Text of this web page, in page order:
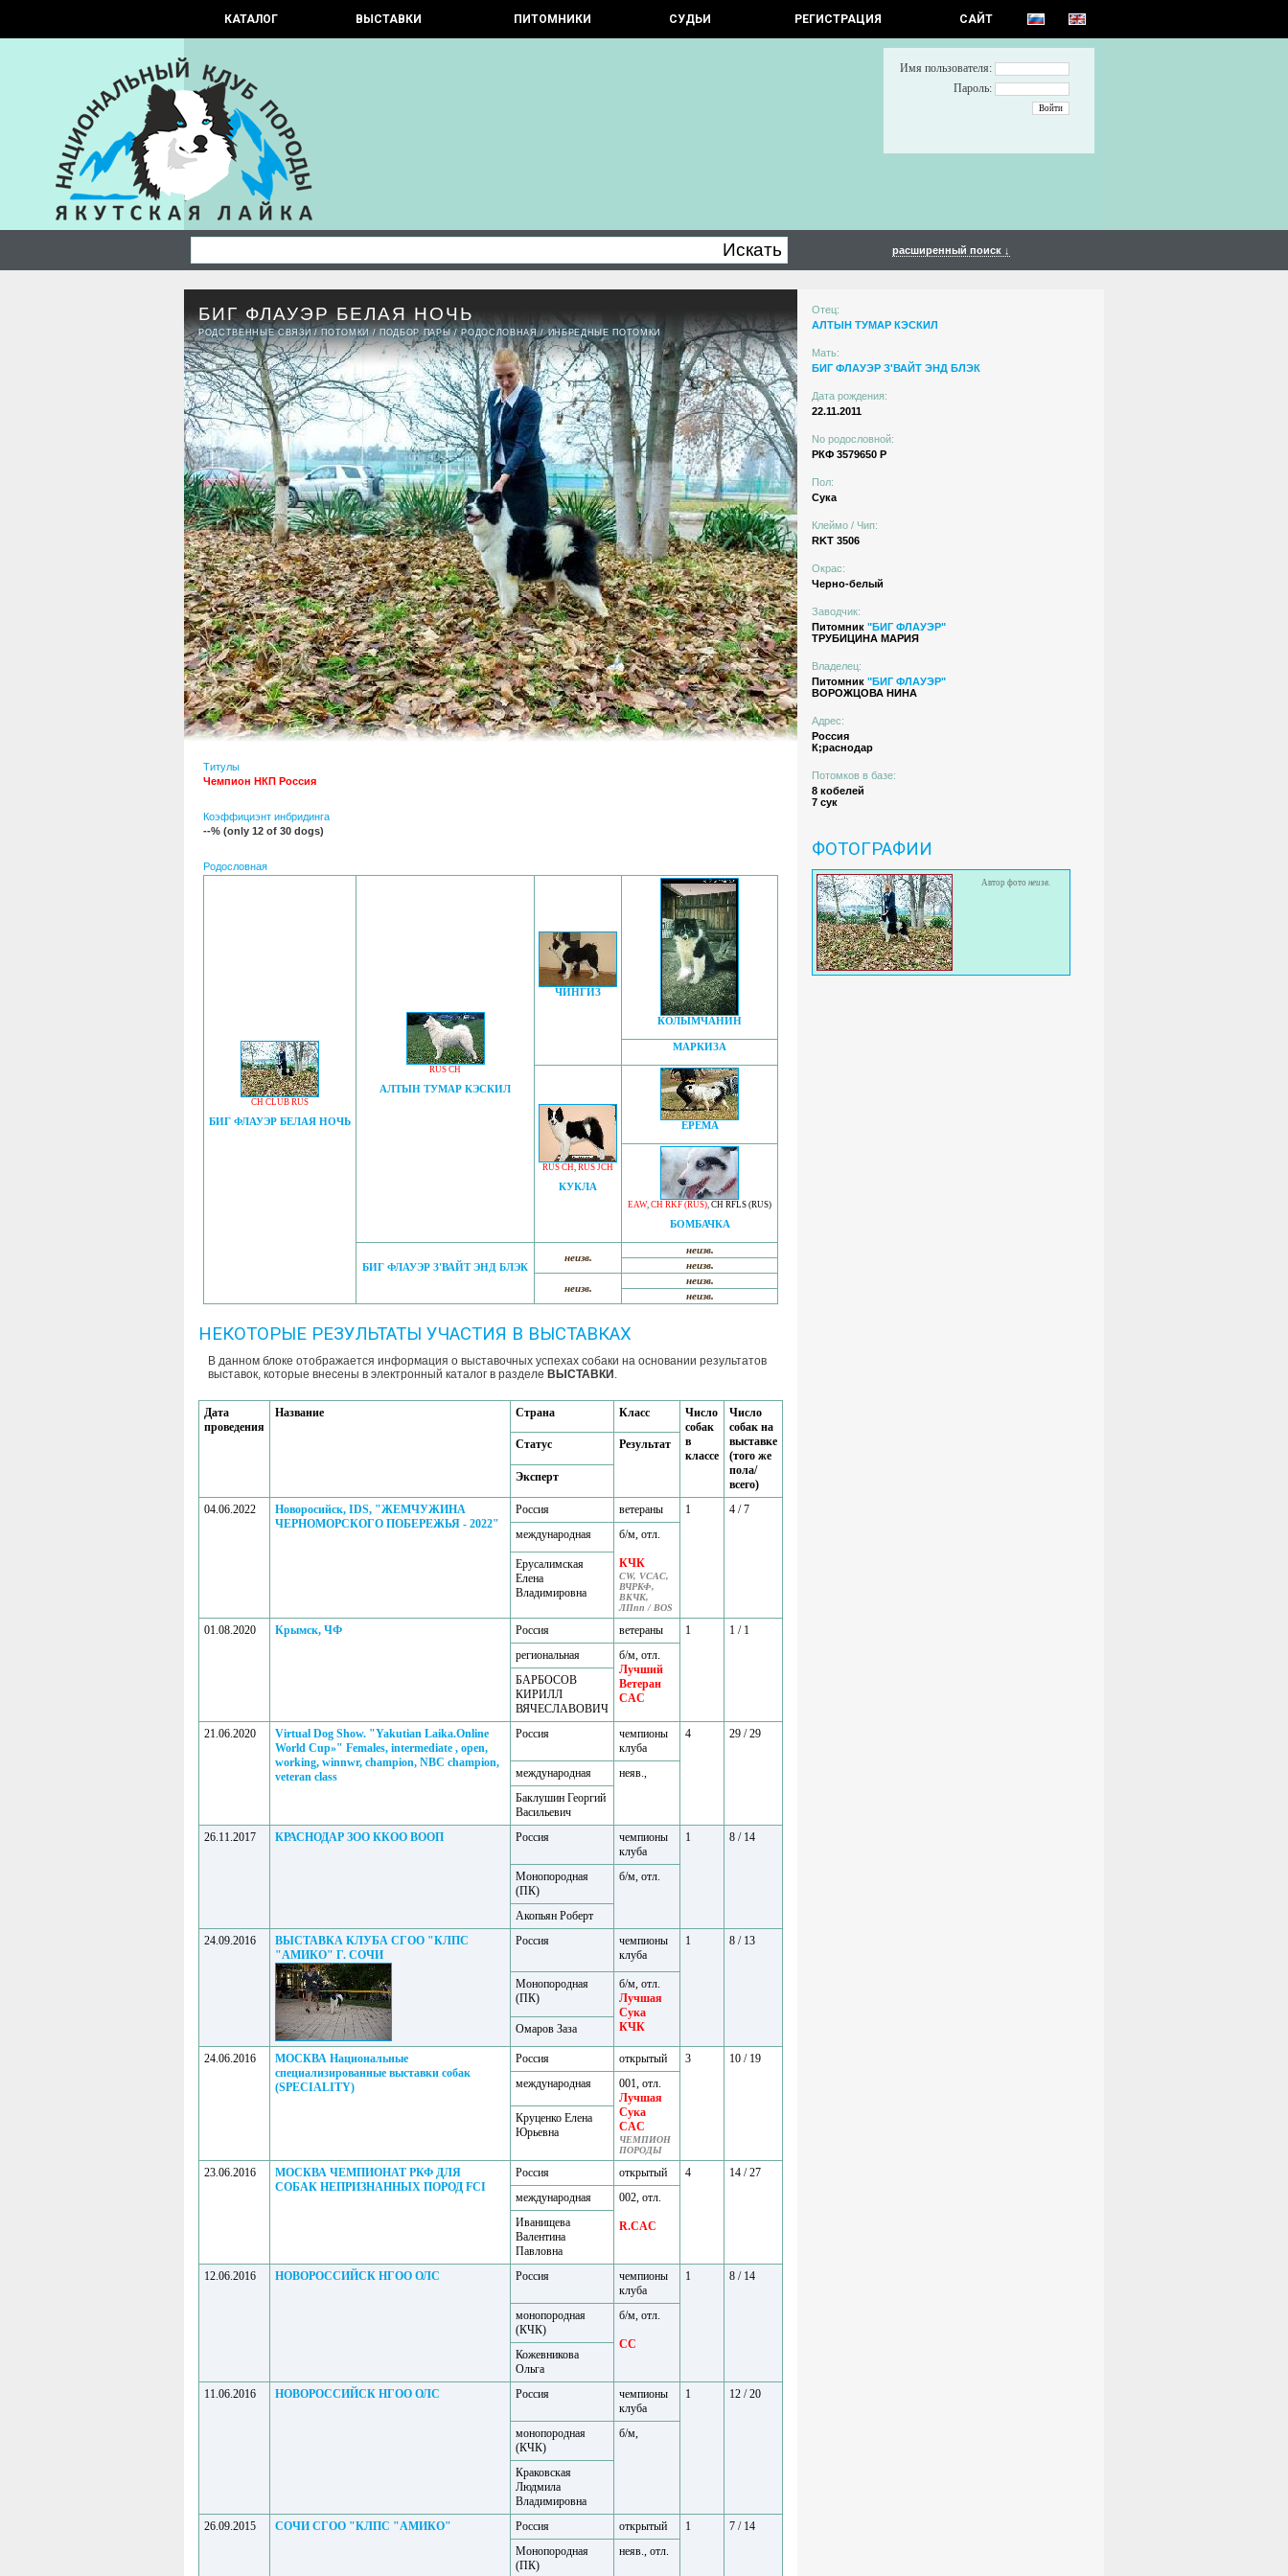
КАТАЛОГ ВЫСТАВКИ ПИТОМНИКИ СУДЬИ РЕГИСТРАЦИЯ САЙТ
Имя пользователя:
Пароль:
расширенный поиск ↓
БИГ ФЛАУЭР БЕЛАЯ НОЧЬ
РОДСТВЕННЫЕ СВЯЗИ/ПОТОМКИ / ПОДБОР ПАРЫ /РОДОСЛОВНАЯ/ИНБРЕДНЫЕ ПОТОМКИ
Титулы
Чемпион НКП Россия
Коэффициэнт инбридинга
--% (only 12 of 30 dogs)
Родословная
CH CLUB RUS
БИГ ФЛАУЭР БЕЛАЯ НОЧЬ
RUS CH
АЛТЫН ТУМАР КЭСКИЛ
ЧИНГИЗ
КОЛЫМЧАНИН
МАРКИЗА
RUS CH, RUS JCH
КУКЛА
ЕРЕМА
EAW, CH RKF (RUS), CH RFLS (RUS)
БОМБАЧКА
БИГ ФЛАУЭР З'ВАЙТ ЭНД БЛЭК
неизв.
неизв.
неизв.
неизв.
неизв.
неизв.
НЕКОТОРЫЕ РЕЗУЛЬТАТЫ УЧАСТИЯ В ВЫСТАВКАХ
В данном блоке отображается информация о выставочных успехах собаки на основании результатов
выставок, которые внесены в электронный каталог в разделе ВЫСТАВКИ .
Дата
проведения
Название Страна Класс
Число
собак
в
классе
Число
собак на
выставке
(того же
пола/
всего)
Статус Результат
Эксперт
04.06.2022
Новоросийск, IDS, "ЖЕМЧУЖИНА
ЧЕРНОМОРСКОГО ПОБЕРЕЖЬЯ - 2022"
Россия ветераны 1
4 / 7
международная
б/м, отл.
КЧК
CW, VCAC,
ВЧРКФ,
ВКЧК,
ЛПпп / BOS
Ерусалимская
Елена
Владимировна
01.08.2020 Крымск, ЧФ Россия ветераны 1
1 / 1
региональная
б/м, отл.
Лучший
Ветеран
CAC
БАРБОСОВ
КИРИЛЛ
ВЯЧЕСЛАВОВИЧ
21.06.2020
Virtual Dog Show. "Yakutian Laika.Online
World Cup»" Females, intermediate , open,
working, winnwr, champion, NBC champion,
veteran class
Россия
чемпионы
клуба
4 29 / 29
международная
неяв.,
Баклушин Георгий
Васильевич
26.11.2017
КРАСНОДАР ЗОО ККОО ВООП Россия
чемпионы
клуба
1 8 / 14
Монопородная
(ПК)
б/м, отл.
Акопьян Роберт
24.09.2016
ВЫСТАВКА КЛУБА СГОО "КЛПС
"АМИКО" Г. СОЧИ
Россия
чемпионы
клуба
1 8 / 13
Монопородная
(ПК)
б/м, отл.
Лучшая
Сука
КЧК
Омаров Заза
24.06.2016
МОСКВА Национальные
специализированные выставки собак
(SPECIALITY)
Россия открытый 3
10 / 19
международная
001, отл.
Лучшая
Сука
CAC
ЧЕМПИОН
ПОРОДЫ
Круценко Елена
Юрьевна
23.06.2016
МОСКВА ЧЕМПИОНАТ РКФ ДЛЯ
СОБАК НЕПРИЗНАННЫХ ПОРОД FCI
Россия открытый 4
14 / 27
международная
002, отл.
R.CAC
Иванищева
Валентина
Павловна
12.06.2016
НОВОРОССИЙСК НГОО ОЛС Россия
чемпионы
клуба
1 8 / 14
монопородная
(КЧК)
б/м, отл.
CC
Кожевникова
Ольга
11.06.2016
НОВОРОССИЙСК НГОО ОЛС Россия
чемпионы
клуба
1 12 / 20
монопородная
(КЧК)
б/м,
Краковская
Людмила
Владимировна
26.09.2015
СОЧИ СГОО "КЛПС "АМИКО" Россия открытый 1
7 / 14
Монопородная
(ПК)
неяв., отл.
Отец:
АЛТЫН ТУМАР КЭСКИЛ
Мать:
БИГ ФЛАУЭР З'ВАЙТ ЭНД БЛЭК
Дата рождения:
22.11.2011
No родословной:
РКФ 3579650 Р
Пол:
Сука
Клеймо / Чип:
RKT 3506
Окрас:
Черно-белый
Заводчик:
Питомник "БИГ ФЛАУЭР"
ТРУБИЦИНА МАРИЯ
Владелец:
Питомник "БИГ ФЛАУЭР"
ВОРОЖЦОВА НИНА
Адрес:
Россия
К;раснодар
Потомков в базе:
8 кобелей
7 сук
ФОТОГРАФИИ
Автор фото неизв.